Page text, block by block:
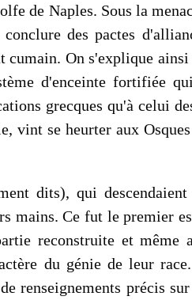
de Naples. Sous la
des pactes
On s'explique
d'enceinte fortifiée
grecques qu'à celui
se heurter aux
dits), qui descendaient
mains. Ce fut le premier
reconstruite et même
du génie de leur
renseignements précis